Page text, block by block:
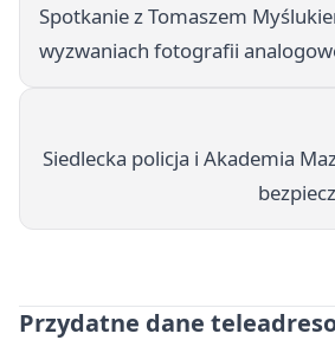
Spotkanie z Tomaszem
wyzwaniach fotografii
Siedlecka policja i Akademia
Przydatne dane